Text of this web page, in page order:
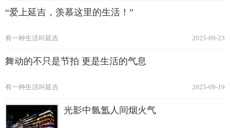
“爱上延吉，羡慕这里的生活！”
2025-09-23
有一种生活叫延吉
舞动的不只是节拍 更是生活的气息
2025-09-19
有一种生活叫延吉
光影中氤氲人间烟火气